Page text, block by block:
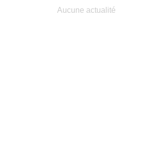
Aucune actualité